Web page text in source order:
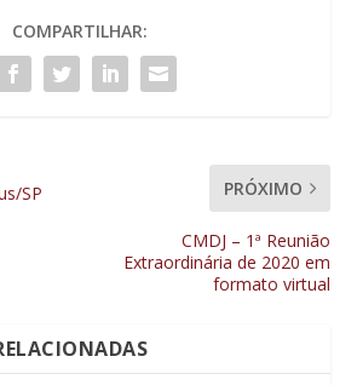
COMPARTILHAR:
SP
PRÓXIMO
CMDJ – 1ª Reunião
Extraordinária de 2020 em
formato virtual